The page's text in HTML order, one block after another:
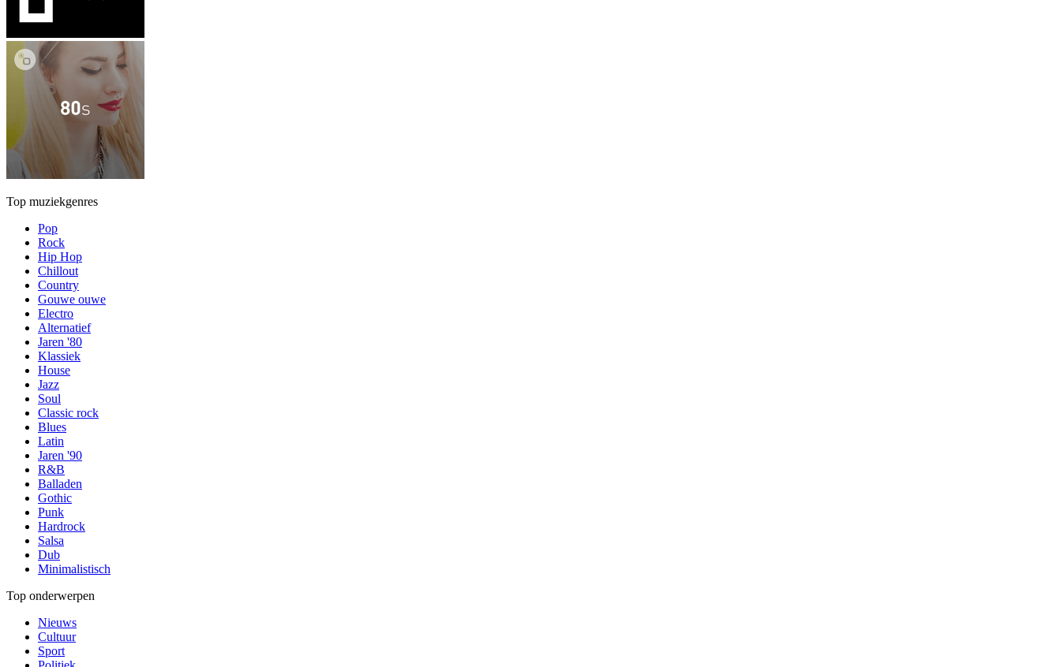
Top muziekgenres
Pop
Rock
Hip Hop
Chillout
Country
Gouwe ouwe
Electro
Alternatief
Jaren '80
Klassiek
House
Jazz
Soul
Classic rock
Blues
Latin
Jaren '90
R&B
Balladen
Gothic
Punk
Hardrock
Salsa
Dub
Minimalistisch
Top onderwerpen
Nieuws
Cultuur
Sport